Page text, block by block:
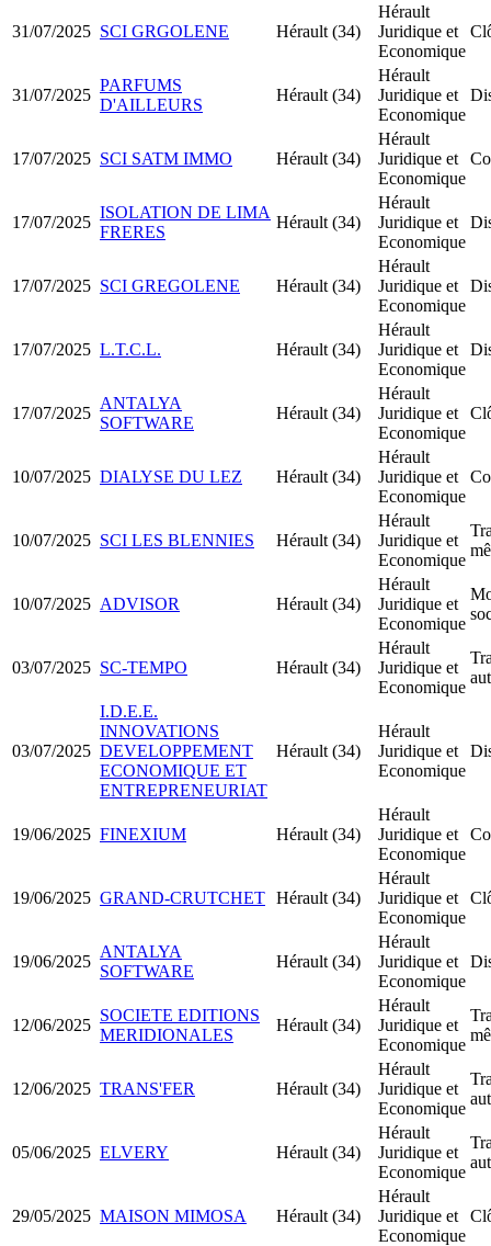
31/07/2025 SCI GRGOLENE Hérault (34)
Hérault
Juridique et
Economique
31/07/2025
PARFUMS
D'AILLEURS
Hérault (34)
Hérault
Juridique et
Economique
17/07/2025 SCI SATM IMMO Hérault (34)
Hérault
Juridique et
Economique
17/07/2025
ISOLATION DE LIMA
FRERES
Hérault (34)
Hérault
Juridique et
Economique
17/07/2025 SCI GREGOLENE Hérault (34)
Hérault
Juridique et
Economique
17/07/2025 L.T.C.L. Hérault (34)
Hérault
Juridique et
Economique
17/07/2025
ANTALYA
SOFTWARE
Hérault (34)
Hérault
Juridique et
Economique
10/07/2025 DIALYSE DU LEZ Hérault (34)
Hérault
Juridique et
Economique
10/07/2025 SCI LES BLENNIES Hérault (34)
Hérault
Juridique et
Economique
10/07/2025 ADVISOR Hérault (34)
Hérault
Juridique et
Economique
03/07/2025 SC-TEMPO Hérault (34)
Hérault
Juridique et
Economique
03/07/2025
I.D.E.E.
INNOVATIONS
DEVELOPPEMENT
ECONOMIQUE ET
ENTREPRENEURIAT
Hérault (34)
Hérault
Juridique et
Economique
19/06/2025 FINEXIUM Hérault (34)
Hérault
Juridique et
Economique
19/06/2025 GRAND-CRUTCHET Hérault (34)
Hérault
Juridique et
Economique
19/06/2025
ANTALYA
SOFTWARE
Hérault (34)
Hérault
Juridique et
Economique
12/06/2025
SOCIETE EDITIONS
MERIDIONALES
Hérault (34)
Hérault
Juridique et
Economique
12/06/2025 TRANS'FER Hérault (34)
Hérault
Juridique et
Economique
05/06/2025 ELVERY Hérault (34)
Hérault
Juridique et
Economique
29/05/2025 MAISON MIMOSA Hérault (34)
Hérault
Juridique et
Economique